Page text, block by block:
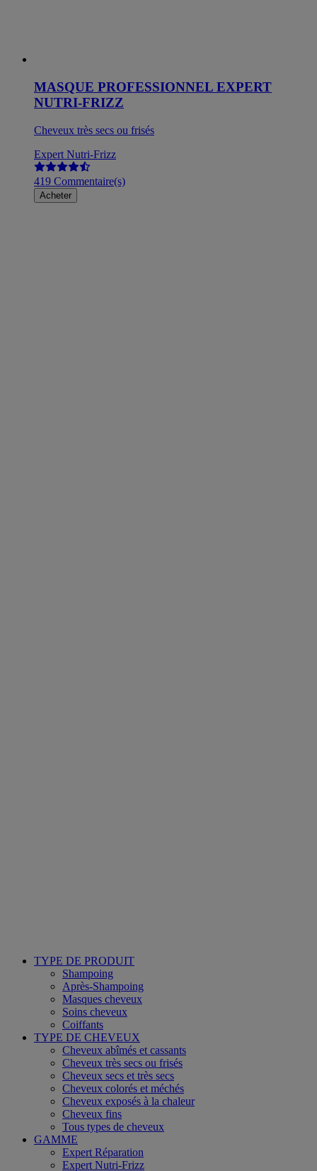
MASQUE PROFESSIONNEL EXPERT
NUTRI-FRIZZ
Cheveux très secs ou frisés
Expert Nutri-Frizz
419 Commentaire(s)
Acheter
TYPE DE PRODUIT
Shampoing
Après-Shampoing
Masques cheveux
Soins cheveux
Coiffants
TYPE DE CHEVEUX
Cheveux abîmés et cassants
Cheveux très secs ou frisés
Cheveux secs et très secs
Cheveux colorés et méchés
Cheveux exposés à la chaleur
Cheveux fins
Tous types de cheveux
GAMME
Expert Réparation
Expert Nutri-Frizz